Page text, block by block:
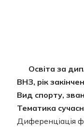
Освіта за
ВНЗ, рік
Вид спорту,
Тематика
Диференціація